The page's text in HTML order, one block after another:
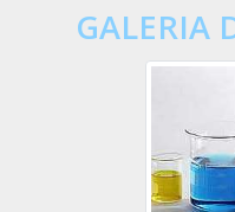
GALERIA